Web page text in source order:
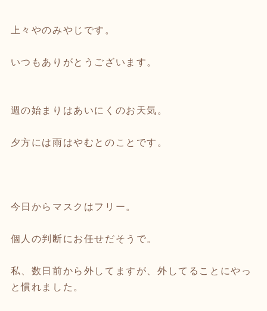
上々やのみやじです。
いつもありがとうございます。
週の始まりはあいにくのお天気。
夕方には雨はやむとのことです。
今日からマスクはフリー。
個人の判断にお任せだそうで。
私、数日前から外してますが、外してることにやっ
と慣れました。